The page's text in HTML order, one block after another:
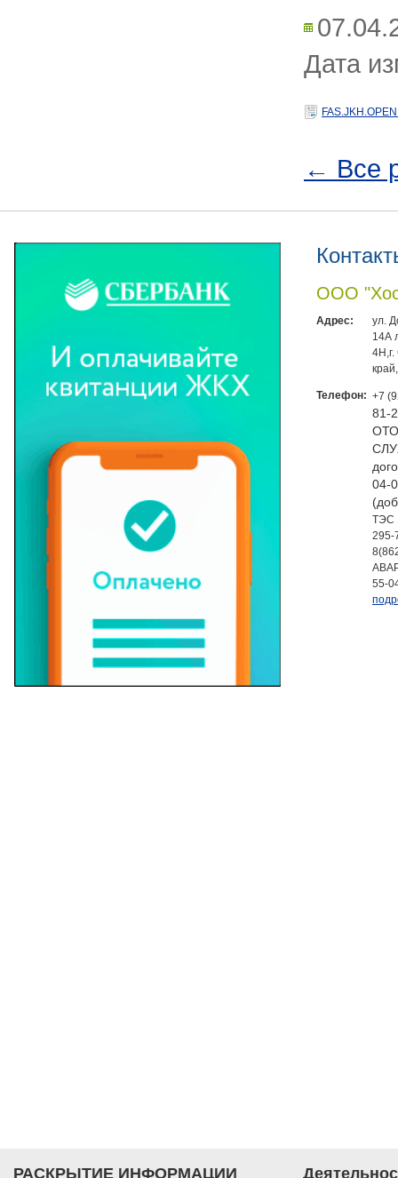
Дата
← Все
ООО
Адрес:
ул.
14А
Телефон: +7
81-
04-
ТЭС
295-
55-
РАСКРЫТИЕ ИНФОРМАЦИИ